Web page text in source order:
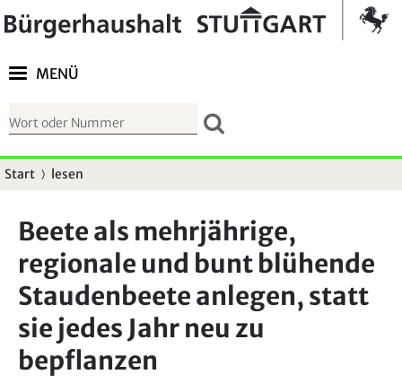
Springe zur Navigation
Kontrast umschalten
MENÜ
S
u
c
f
o
r
m
u
l
a
S
Start lesen
Beete als mehrjährige,
regionale und bunt blühende
Staudenbeete anlegen, statt
sie jedes Jahr neu zu
bepflanzen